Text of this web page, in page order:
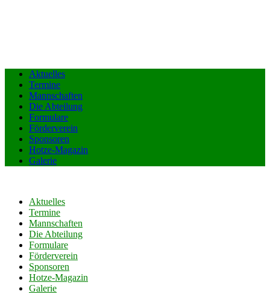
Aktuelles
Termine
Mannschaften
Die Abteilung
Formulare
Förderverein
Sponsoren
Hotze-Magazin
Galerie
Aktuelles
Termine
Mannschaften
Die Abteilung
Formulare
Förderverein
Sponsoren
Hotze-Magazin
Galerie